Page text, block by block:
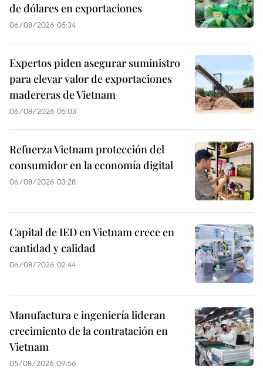
de dólares en exportaciones
06/08/2026 05:34
Expertos piden asegurar suministro
para elevar valor de exportaciones
madereras de Vietnam
06/08/2026 05:03
Refuerza Vietnam protección del
consumidor en la economía digital
06/08/2026 03:28
Capital de IED en Vietnam crece en
cantidad y calidad
06/08/2026 02:44
Manufactura e ingeniería lideran
crecimiento de la contratación en
Vietnam
05/08/2026 09:56